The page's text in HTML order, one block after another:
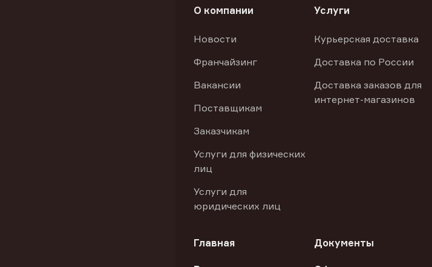
О компании
Новости
Франчайзинг
Вакансии
Поставщикам
Заказчикам
Услуги для физических
лиц
Услуги для
юридических лиц
Услуги
Курьерская доставка
Доставка по России
Доставка заказов для
интернет-магазинов
Главная Документы